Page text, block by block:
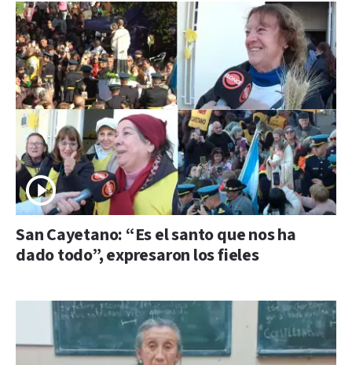
San Cayetano: “Es el santo que nos ha
dado todo”, expresaron los fieles